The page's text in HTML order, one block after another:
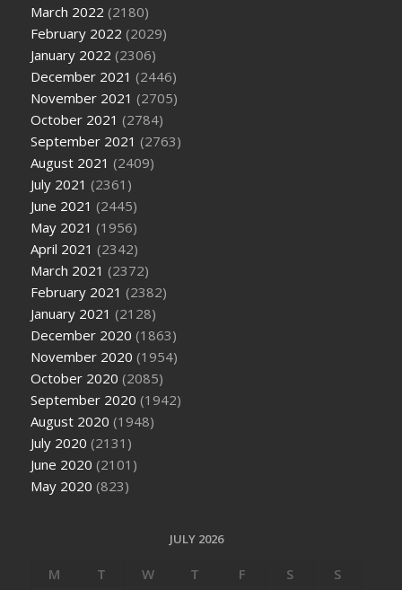
March 2022 (2180)
February 2022 (2029)
January 2022 (2306)
December 2021 (2446)
November 2021 (2705)
October 2021 (2784)
September 2021 (2763)
August 2021 (2409)
July 2021 (2361)
June 2021 (2445)
May 2021 (1956)
April 2021 (2342)
March 2021 (2372)
February 2021 (2382)
January 2021 (2128)
December 2020 (1863)
November 2020 (1954)
October 2020 (2085)
September 2020 (1942)
August 2020 (1948)
July 2020 (2131)
June 2020 (2101)
May 2020 (823)
JULY 2026
M T W T F S S